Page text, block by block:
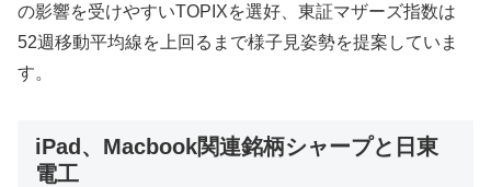
の影響を受けやすいTOPIXを選好、東証マザーズ指数は
52週移動平均線を上回るまで様子見姿勢を提案していま
す。
iPad、Macbook関連銘柄シャープと日東
電工